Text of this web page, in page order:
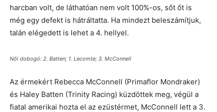
harcban volt, de láthatóan nem volt 100%-os, sőt őt is
még egy defekt is hátráltatta. Ha mindezt beleszámítjuk,
talán elégedett is lehet a 4. hellyel.
Női dobogó: 2. Batten; 1. Lecomte; 3. McConnell
Az érmekért Rebecca McConnell (Primaflor Mondraker)
és Haley Batten (Trinity Racing) küzdöttek meg, végül a
fiatal amerikai hozta el az ezüstérmet, McConnell lett a 3.